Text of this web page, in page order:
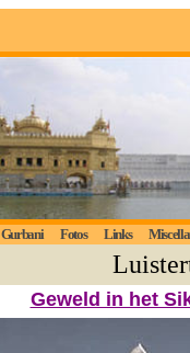
Gurbani Fotos Links
Geweld in het